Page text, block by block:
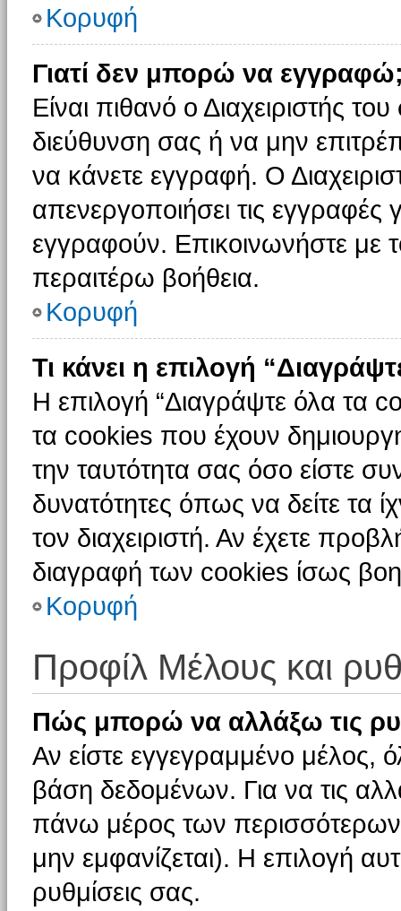
Κορυφή
Γιατί δεν μπορώ να
Είναι πιθανό ο Διαχειριστής
διεύθυνση σας ή να μην
να κάνετε εγγραφή. Ο
απενεργοποιήσει τις εγγραφές
εγγραφούν. Επικοινωνήστε με
περαιτέρω βοήθεια.
Κορυφή
Τι κάνει η επιλογή
Η επιλογή “Διαγράψτε όλα τα
τα cookies που έχουν
την ταυτότητα σας όσο είστε
δυνατότητες όπως να δείτε τα
τον διαχειριστή. Αν έχετε
διαγραφή των cookies ίσως
Κορυφή
Προφίλ Μέλους και
Πώς μπορώ να αλλάξω τις
Αν είστε εγγεγραμμένο μέλος,
βάση δεδομένων. Για να τις
πάνω μέρος των περισσότερων
μην εμφανίζεται). Η επιλογή
ρυθμίσεις σας.